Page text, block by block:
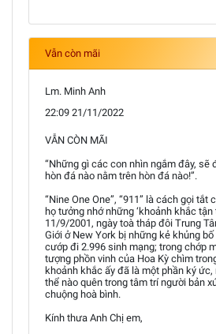
Vẫn còn mãi
Lm. Minh Anh
22:09 21/11/2022
VẪN CÒN MÃI
“Những gì các con nhìn ngắm đây, sẽ
hòn đá nào nằm trên hòn đá nào!”.
“Nine One One”, “911” là cách gọi tắt
họ tưởng nhớ những ‘khoảnh khắc tận
11/9/2001, ngày toà tháp đôi Trung
Giới ở New York bị những kẻ khủng bố
cướp đi 2.996 sinh mạng; trong chớp
tượng phồn vinh của Hoa Kỳ chìm
khoảnh khắc ấy đã là một phần ký
thể nào quên trong tâm trí người bản
chuộng hoà bình.
Kính thưa Anh Chị em,